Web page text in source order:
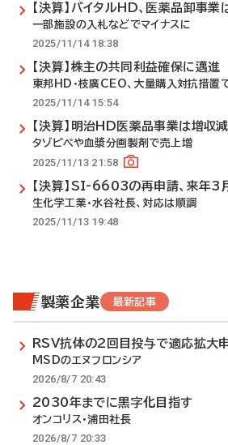
【決算】バイタルHD、医薬品卸事業
一部施設の入札などでマイナスに
2025/11/14 18:38
【決算】株主の共同利益確保に邁進
東邦HD・枝廣CEO、大量購入対抗措置
2025/11/14 15:54
【決算】明治HD医薬品事業は増収
タゾピペや血漿分画製剤で売上増
2025/11/13 21:58
【決算】SI-6603の再申請、来年3
生化学工業・水谷社長、対応は順調
2025/11/13 19:48
製薬企業 最新記事
RSV抗体の2回目投与で適応拡大
MSDのエヌフロンシア
2026/8/7 20:43
2030年までに黒字化目指す
オンコリス・浦田社長
2026/8/7 20:33